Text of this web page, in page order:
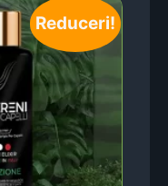
Reduceri!